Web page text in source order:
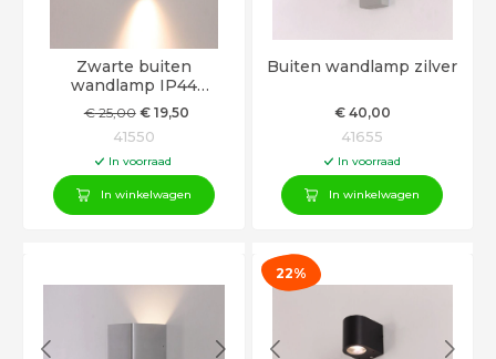
Zwarte buiten
wandlamp IP44
spatwaterdicht
€25,00 €19,50
41550
In voorraad
In winkelwagen
Buiten wandlamp zilver
€40,00
41655
In voorraad
In winkelwagen
22%